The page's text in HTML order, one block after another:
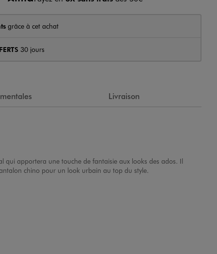
grâce à cet achat
30 jours
Livraison
qui apportera une touche de fantaisie aux looks des ados. Il
chino pour un look urbain au top du style.